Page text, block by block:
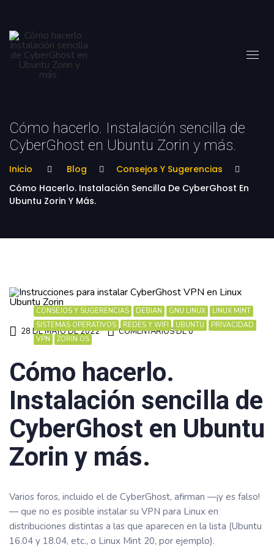
Cómo hacerlo. Instalación sencilla de
CyberGhost en Ubuntu Zorin y más.
Inicio Blog
Consejos Y Sugerencias
Cómo Hacerlo. Instalación Sencilla De CyberGhost En
Ubuntu Zorin Y Más.
CONSEJOS Y SUGERENCIAS DEBIAN GNU LINUX
LINUX MINT
SISTEMAS OPERATIVOS
REDES Y WIFI UBUNTU
PRIVACIDAD
VPN
ZORIN OS
28 DE MAYO DE 2022 COMENTARIOS DE 0
Cómo hacerlo.
Instalación sencilla de
CyberGhost en Ubuntu
Zorin y más.
Varios foros, incluido el de CyberGhost, afirman —¡y es falso!
— que no es posible instalar su VPN para Linux en
distribuciones distintas a las que aparecen en la lista (Ubuntu
16.04 y 18.04, etc., o Linux Mint 20, por ejemplo).